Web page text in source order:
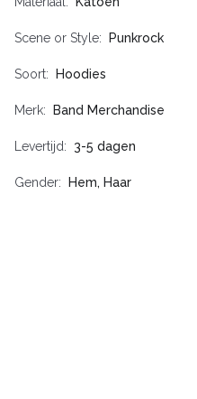
Scene or Style Punkrock
Soort Hoodies
Merk Band Merchandise
Levertijd 3-5 dagen
Gender Hem, Haar